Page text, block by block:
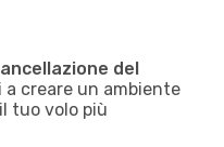
del
creare un ambiente
tuo volo più